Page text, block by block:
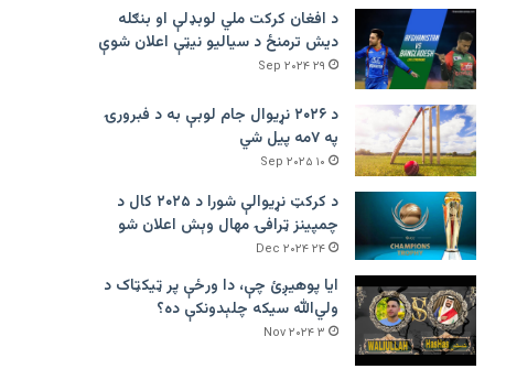
د افغان کرکت ملي لوبډلې او بنګله
دیش ترمنځ د سیالیو نیټې اعلان شوې
۲۹ Sep ۲۰۲۴
د ۲۰۲۶ نړیوال جام لوبې به د فبرورۍ
په ۷مه پیل شي
۱۰ Sep ۲۰۲۵
د کرکټ نړیوالې شورا د ۲۰۲۵ کال د
چمپینز ټرافۍ مهال وېش اعلان شو
۲۴ Dec ۲۰۲۴
ایا پوهیږئ چې، دا ورځې پر ټيکټاک د
ولي‌الله سیکه چلېدونکې ده؟
۳ Nov ۲۰۲۴